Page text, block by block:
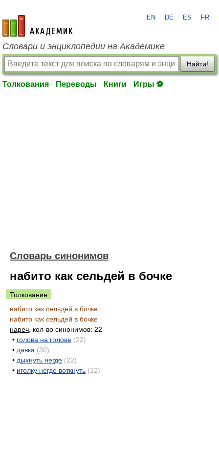
academic.ru
EN DE ES FR
Словари и энциклопедии на Академике
Найти!
Толкования Переводы Книги Игры ⚽
Словарь синонимов
набито как сельдей в бочке
Толкование
набито как сельдей в бочке
набито как сельдей в бочке
нареч , кол-во синонимов: 22
• голова на голове (22)
• давка (30)
• дыхнуть негде (22)
• иголку негде воткнуть (22)